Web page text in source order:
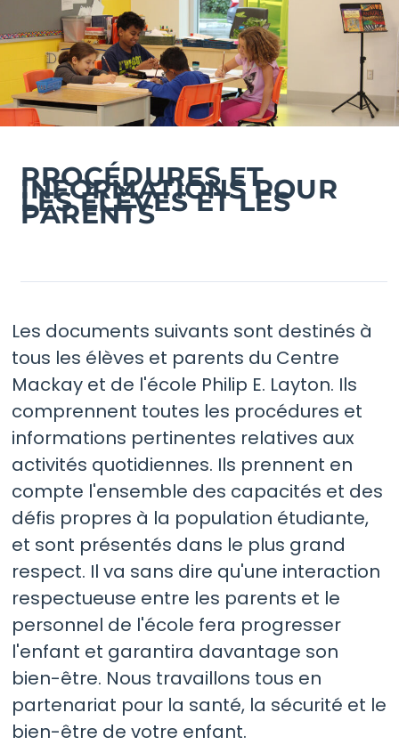
PROCÉDURES ET
INFORMATIONS POUR
LES ÉLÈVES ET LES
PARENTS
Les documents suivants sont destinés à
tous les élèves et parents du Centre
Mackay et de l'école Philip E. Layton. Ils
comprennent toutes les procédures et
informations pertinentes relatives aux
activités quotidiennes. Ils prennent en
compte l'ensemble des capacités et des
défis propres à la population étudiante,
et sont présentés dans le plus grand
respect. Il va sans dire qu'une interaction
respectueuse entre les parents et le
personnel de l'école fera progresser
l'enfant et garantira davantage son
bien-être. Nous travaillons tous en
partenariat pour la santé, la sécurité et le
bien-être de votre enfant.